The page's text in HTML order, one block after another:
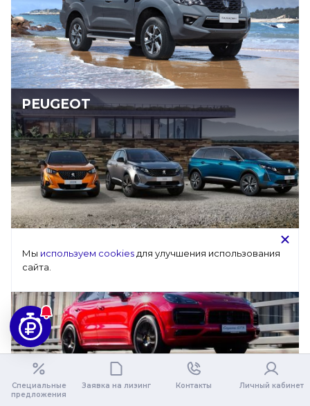
PEUGEOT
PORSCHE
Специальные
предложения
Заявка на лизинг Контакты Личный кабинет
Мы используем cookies для улучшения использования
сайта.